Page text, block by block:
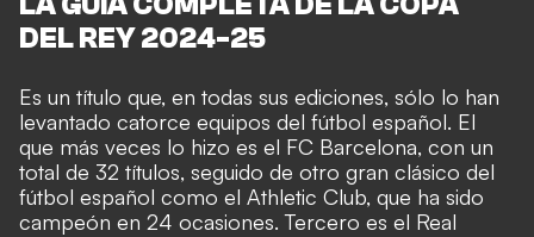
DEL REY 2024-25
Es un título que, en todas sus ediciones, sólo lo han
levantado catorce equipos del fútbol español. El
que más veces lo hizo es el FC Barcelona, con un
total de 32 títulos, seguido de otro gran clásico del
fútbol español como el Athletic Club, que ha sido
campeón en 24 ocasiones. Tercero es el Real